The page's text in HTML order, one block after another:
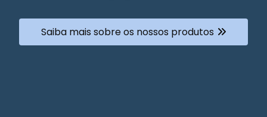
Saiba mais sobre os nossos produtos